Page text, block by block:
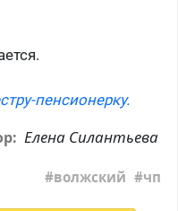
пенсионерку.
Елена Силантьева
волжский чп